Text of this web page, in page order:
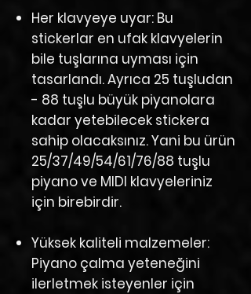
Her klavyeye uyar: Bu
stickerlar en ufak klavyelerin
bile tuşlarına uyması için
tasarlandı. Ayrıca 25 tuşludan
- 88 tuşlu büyük piyanolara
kadar yetebilecek stickera
sahip olacaksınız. Yani bu ürün
25/37/49/54/61/76/88 tuşlu
piyano ve MIDI klavyeleriniz
için birebirdir.
Yüksek kaliteli malzemeler:
Piyano çalma yeteneğini
ilerletmek isteyenler için